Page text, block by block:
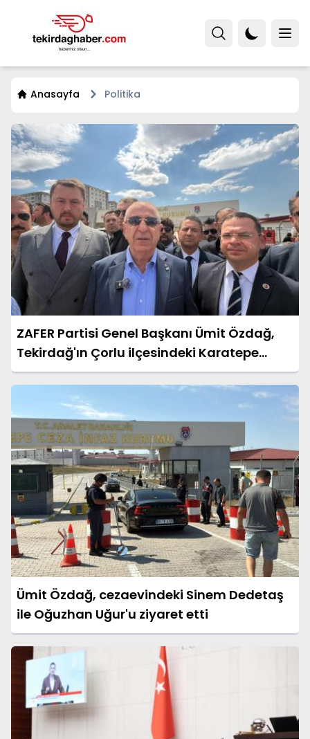
Anasayfa Politika
ZAFER Partisi Genel Başkanı Ümit Özdağ,
Tekirdağ'ın Çorlu ilçesindeki Karatepe
Ceza İnfaz Kurumu’nda tutuklu bulunan
Oğuzhan Uğur ile Üsküdar Belediye Başkanı
Sinem Dedetaş’ı ziyaret etti.
Ümit Özdağ, cezaevindeki Sinem Dedetaş
ile Oğuzhan Uğur'u ziyaret etti